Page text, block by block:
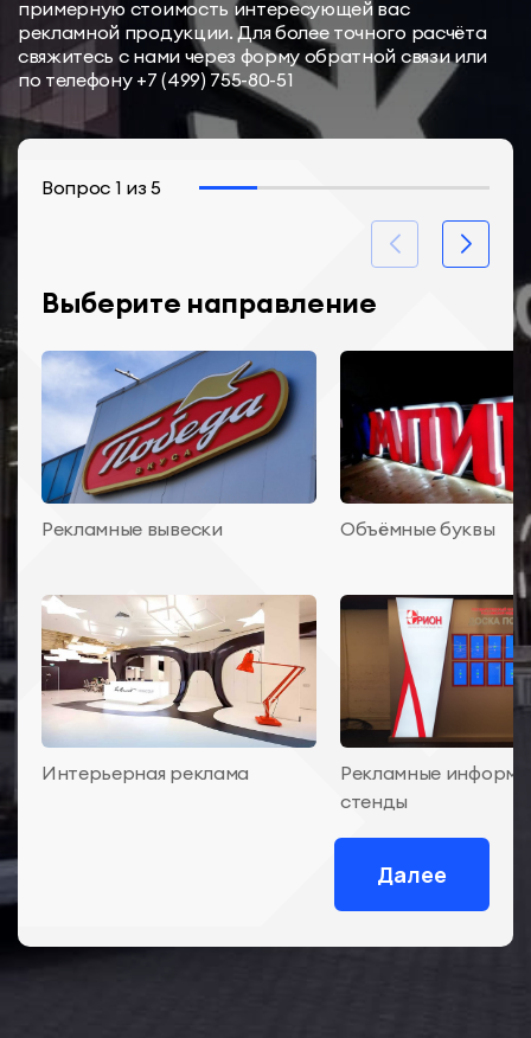
примерную стоимость интересующей вас
рекламной продукции. Для более точного расчёта
свяжитесь с нами через форму обратной связи или
по телефону +7 (499) 755-80-51
Вопрос 1 из5
Выберите направление
Рекламные вывески Объёмные буквы
Интерьерная реклама
Рекламные
стенды
Далее